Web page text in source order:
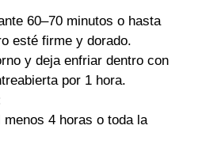
60–70 minutos o hasta
esté firme y dorado.
y deja enfriar dentro con
por 1 hora.
menos 4 horas o toda la